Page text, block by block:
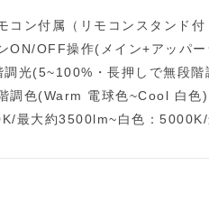
コン付属（リモコンスタンド付
ON/OFF操作(メイン+アッパ
光(5~100%・長押しで無段階
調色(Warm 電球色~Cool 白色)
最大約3500lm~白色：